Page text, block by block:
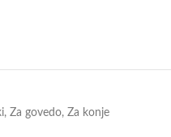
, Za govedo, Za konje